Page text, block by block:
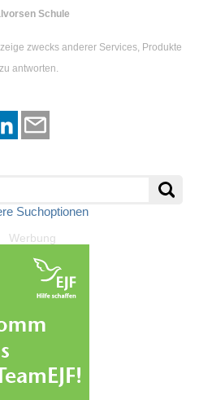
Schule
zwecks anderer Services, Produkte
antworten.
Suchoptionen
Werbung